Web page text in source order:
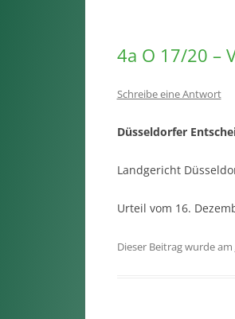
4a O 17/20 –
Schreibe eine Antwort
Düsseldorfer
Landgericht
Urteil vom 16.
Dieser Beitrag wurde am